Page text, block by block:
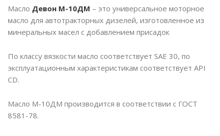
Масло Девон М-10ДМ – это универсальное моторное
масло для автотракторных дизелей, изготовленное из
минеральных масел с добавлением присадок
По классу вязкости масло соответствует SAE 30, по
эксплуатационным характеристикам соответствует API
CD.
Масло М-10ДМ производится в соответствии с ГОСТ
8581-78.